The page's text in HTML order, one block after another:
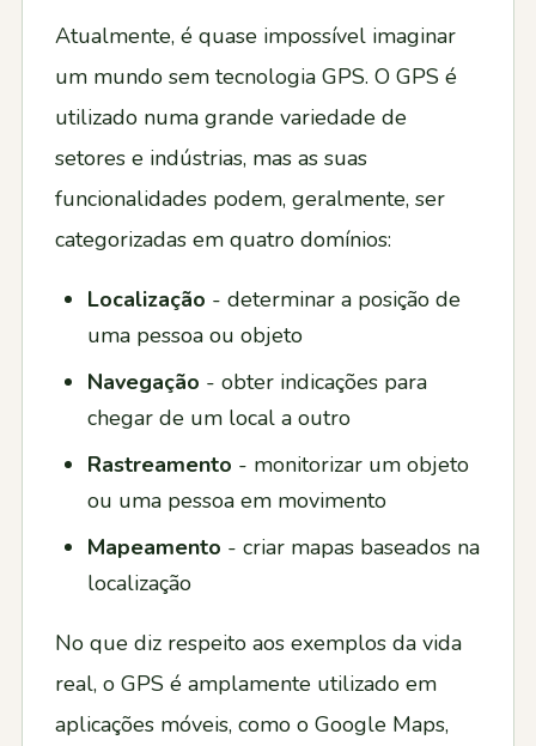
Atualmente, é quase impossível imaginar
um mundo sem tecnologia GPS. O GPS é
utilizado numa grande variedade de
setores e indústrias, mas as suas
funcionalidades podem, geralmente, ser
categorizadas em quatro domínios:
Localização - determinar a posição de
uma pessoa ou objeto
Navegação - obter indicações para
chegar de um local a outro
Rastreamento - monitorizar um objeto
ou uma pessoa em movimento
Mapeamento - criar mapas baseados na
localização
No que diz respeito aos exemplos da vida
real, o GPS é amplamente utilizado em
aplicações móveis, como o Google Maps,